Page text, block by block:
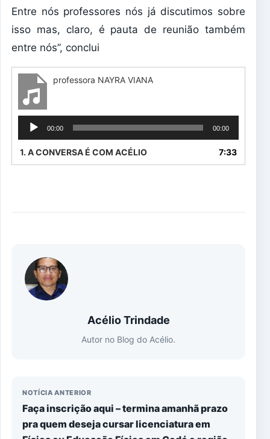
Entre nós professores nós já discutimos sobre
isso mas, claro, é pauta de reunião também
entre nós”, conclui
professora NAYRA VIANA
Tocador
áudio
00:00 00:00
1. A CONVERSA É COM ACÉLIO 7:33
Acélio Trindade
Autor no Blog do Acélio.
NOTÍCIA ANTERIOR
Faça inscrição aqui – termina amanhã prazo
pra quem deseja cursar licenciatura em